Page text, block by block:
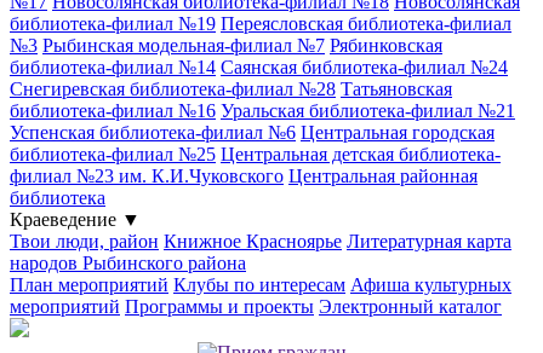
библиотека-филиал №19 Переясловская библиотека-филиал
№3 Рыбинская модельная-филиал №7 Рябинковская
библиотека-филиал №14 Саянская библиотека-филиал №24
Снегиревская библиотека-филиал №28 Татьяновская
библиотека-филиал №16 Уральская библиотека-филиал №21
Успенская библиотека-филиал №6 Центральная городская
библиотека-филиал №25 Центральная детская библиотека-
филиал №23 им. К.И.Чуковского Центральная районная
библиотека
Краеведение ▼
Твои люди, район Книжное Красноярье Литературная карта
народов Рыбинского района
План мероприятий Клубы по интересам Афиша культурных
мероприятий Программы и проекты Электронный каталог